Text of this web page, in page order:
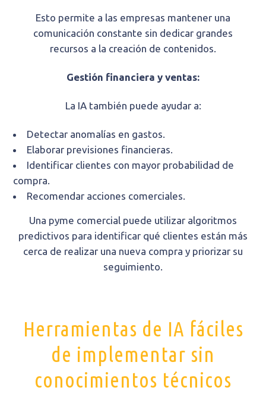
Esto permite a las empresas mantener una
comunicación constante sin dedicar grandes
recursos a la creación de contenidos.
Gestión financiera y ventas:
La IA también puede ayudar a:
Detectar anomalías en gastos.
Elaborar previsiones financieras.
Identificar clientes con mayor probabilidad de
compra.
Recomendar acciones comerciales.
Una pyme comercial puede utilizar algoritmos
predictivos para identificar qué clientes están más
cerca de realizar una nueva compra y priorizar su
seguimiento.
Herramientas de IA fáciles
de implementar sin
conocimientos técnicos